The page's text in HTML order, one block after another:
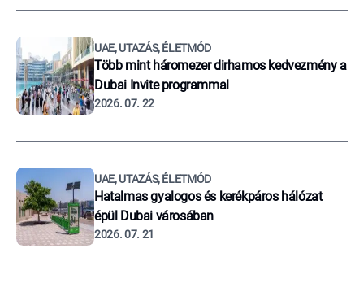
UAE, UTAZÁS, ÉLETMÓD
Több mint háromezer dirhamos kedvezmény a
Dubai Invite programmal
2026. 07. 22
UAE, UTAZÁS, ÉLETMÓD
Hatalmas gyalogos és kerékpáros hálózat
épül Dubai városában
2026. 07. 21